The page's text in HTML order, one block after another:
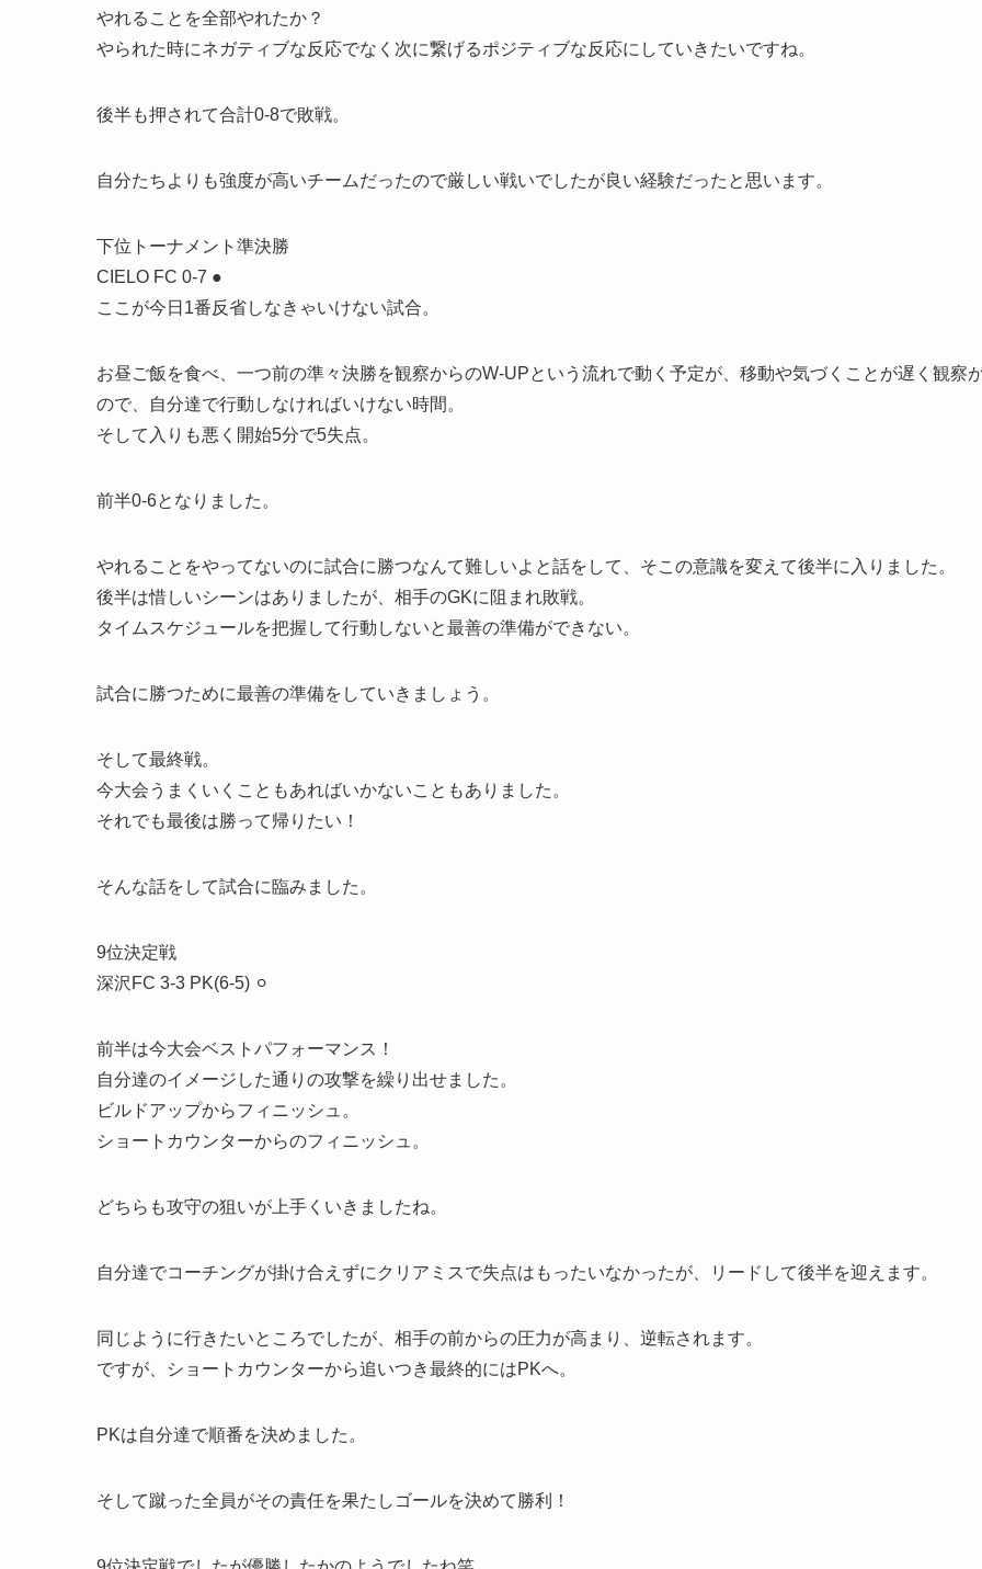
やれることを全部やれたか？
やられた時にネガティブな反応でなく次に繋げるポジティブな反応にしていきたいですね。
後半も押されて合計0-8で敗戦。
自分たちよりも強度が高いチームだったので厳しい戦いでしたが良い経験だったと思います。
下位トーナメント準決勝
CIELO FC 0-7 ●
ここが今日1番反省しなきゃいけない試合。
お昼ご飯を食べ、一つ前の準々決勝を観察からのW-UPという流れで動く予定が、移動や気づくことが遅く観察
ので、自分達で行動しなければいけない時間。
そして入りも悪く開始5分で5失点。
前半0-6となりました。
やれることをやってないのに試合に勝つなんて難しいよと話をして、そこの意識を変えて後半に入りました。
後半は惜しいシーンはありましたが、相手のGKに阻まれ敗戦。
タイムスケジュールを把握して行動しないと最善の準備ができない。
試合に勝つために最善の準備をしていきましょう。
そして最終戦。
今大会うまくいくこともあればいかないこともありました。
それでも最後は勝って帰りたい！
そんな話をして試合に臨みました。
9位決定戦
深沢FC 3-3 PK(6-5) ⚪︎
前半は今大会ベストパフォーマンス！
自分達のイメージした通りの攻撃を繰り出せました。
ビルドアップからフィニッシュ。
ショートカウンターからのフィニッシュ。
どちらも攻守の狙いが上手くいきましたね。
自分達でコーチングが掛け合えずにクリアミスで失点はもったいなかったが、リードして後半を迎えます。
同じように行きたいところでしたが、相手の前からの圧力が高まり、逆転されます。
ですが、ショートカウンターから追いつき最終的にはPKへ。
PKは自分達で順番を決めました。
そして蹴った全員がその責任を果たしゴールを決めて勝利！